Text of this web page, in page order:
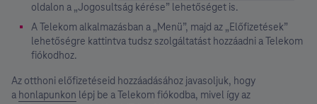
oldalon a „Jogosultság kérése” lehetőséget is.
A Telekom alkalmazásban a „Menü”, majd az „Előfizetések”
lehetőségre kattintva tudsz szolgáltatást hozzáadni a Telekom
fiókodhoz.
Az otthoni előfizetéseid hozzáadásához javasoljuk, hogy
a honlapunkon lépj be a Telekom fiókodba, mivel így az